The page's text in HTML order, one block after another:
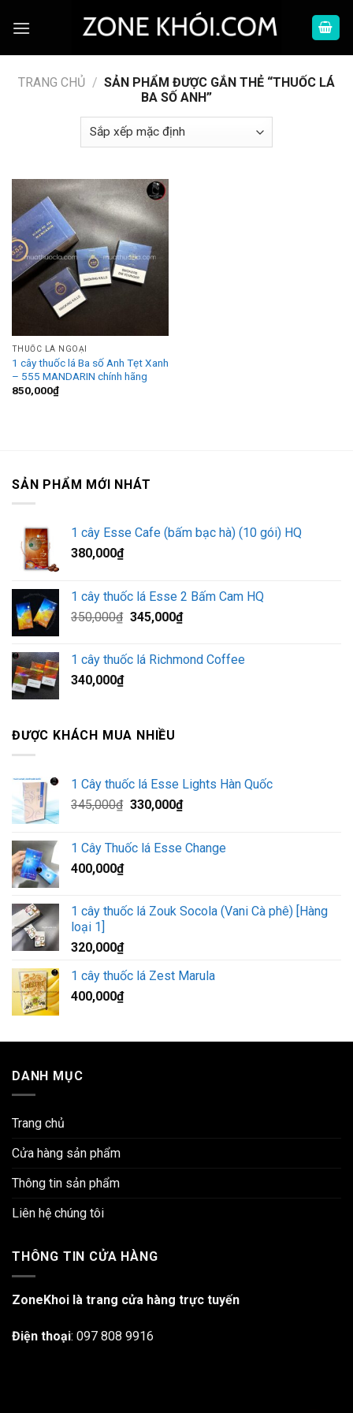
TRANG CHỦ / SẢN PHẨM ĐƯỢC GẮN THẺ “THUỐC LÁ
BA SỐ ANH”
THUỐC LÁ NGOẠI
1 cây thuốc lá Ba số Anh Tẹt Xanh
– 555 MANDARIN chính hãng
850,000₫
SẢN PHẨM MỚI NHÁT
1 cây Esse Cafe (bấm bạc hà) (10 gói) HQ
380,000₫
1 cây thuốc lá Esse 2 Bấm Cam HQ
350,000₫ Giá
350,000₫.
345,000₫Giá
là:
1 cây thuốc lá Richmond Coffee
340,000₫
ĐƯỢC KHÁCH MUA NHIỀU
1 Cây thuốc lá Esse Lights Hàn Quốc
345,000₫ Giá
345,000₫.
330,000₫Giá
là:
1 Cây Thuốc lá Esse Change
400,000₫
1 cây thuốc lá Zouk Socola (Vani Cà phê) [Hàng
loại 1]
320,000₫
1 cây thuốc lá Zest Marula
400,000₫
DANH MỤC
Trang chủ
Cửa hàng sản phẩm
Thông tin sản phẩm
Liên hệ chúng tôi
THÔNG TIN CỬA HÀNG
ZoneKhoi là trang cửa hàng trực tuyến
Điện thoại: 097 808 9916